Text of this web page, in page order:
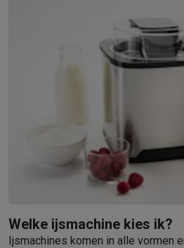
AirfryersFriteuses
Keukenmachines
MulticookersRijst-
Kookpotten
WafelijzersIjsmachines
Smart garden
BinnentuinKruiden
Huishouden & airco
RobotsRobotstofzuigersDweilrobots
SchoonmakenVloerreinigers
Welke ijsmachine kies ik?
Ijsmachines komen in alle vormen